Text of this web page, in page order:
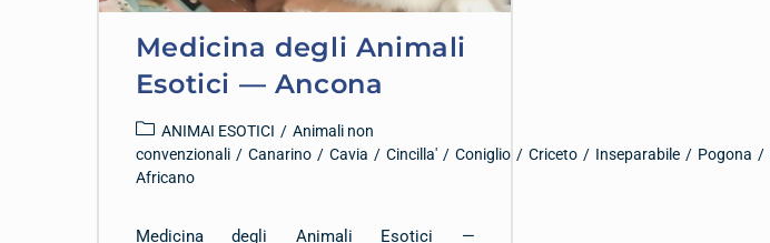
Medicina degli Animali
Esotici — Ancona
ANIMAI ESOTICI / Animali non
convenzionali / Canarino / Cavia / Cincilla' / Coniglio / Criceto / Inseparabile / Pogona /
Africano
Medicina degli Animali Esotici —